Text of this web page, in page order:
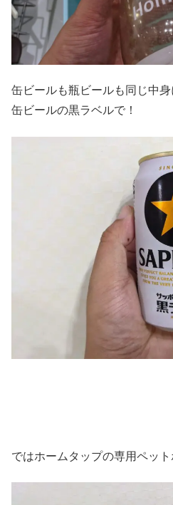
缶ビールも瓶ビールも同じ中
缶ビールの黒ラベルで！
ではホームタップの専用ペット